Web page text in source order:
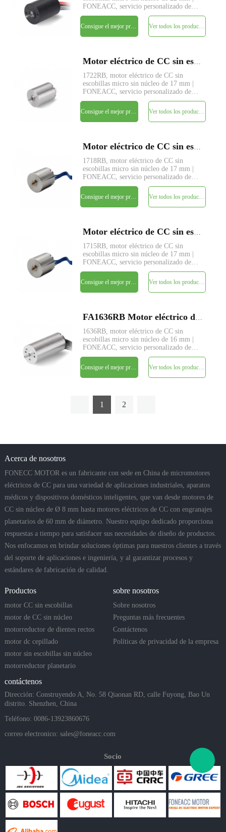
FONEACC, servicio personalizado de
parámetros disponible.
Ver todos los productos
1722RB, motor eléctrico de CC sin
escobillas micro sin núcleo de 17 mm |
FONEACC, servicio personalizado de
parámetros disponible.
Ver todos los productos
1718RB, motor eléctrico de CC sin
escobillas micro sin núcleo de 17 mm |
FONEACC, servicio personalizado de
parámetros disponible.
Ver todos los productos
1715RB, motor eléctrico de CC sin
escobillas micro sin núcleo de 17 mm |
FONEACC, servicio personalizado de
parámetros disponible.
Ver todos los productos
1636RB, motor eléctrico de CC sin
escobillas micro sin núcleo de 16 mm |
FONEACC, servicio personalizado de
parámetros disponible.
Ver todos los productos
1 2
Acerca de nosotros
FONECC MOTOR es un fabricante con sede en China de micromotores
eléctricos de CC para una variedad de aplicaciones industriales, aparatos
médicos y dispositivos domésticos inteligentes, que van desde motores de
CC sin núcleo de Ø 8 mm hasta motores eléctricos de CC con engranajes
planetarios de 60 mm de diámetro. Nuestro equipo dedicado proporciona
respuestas a tiempo para satisfacer sus necesidades de diseño de productos.
Nos enfocamos en brindar soluciones óptimas para nuestros clientes a través
del soporte de aplicaciones e ingeniería, y al garantizar procesos y
estándares de fabricación de calidad.
Productos
motor CC sin escobillas
motor de CC sin núcleo
motorreductor de dientes rectos
motor dc cepillado
motor sin escobillas sin núcleo
motorreductor planetario
sobre nosotros
Sobre nosotros
Preguntas más frecuentes
Contáctenos
Políticas de privacidad de la empresa
contáctenos
Dirección: Construyendo A, No. 58 Qiaonan RD, calle Fuyong, Bao Un
distrito. Shenzhen, China
Teléfono: 0086-13923860676
correo electronico: sales@foneacc.com
Socio